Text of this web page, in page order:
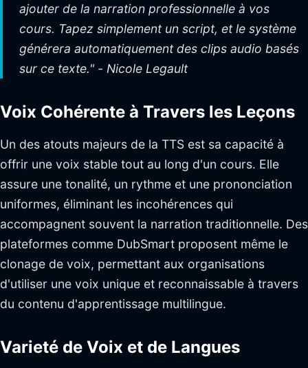
ajouter de la narration professionnelle à vos
cours. Tapez simplement un script, et le système
générera automatiquement des clips audio basés
sur ce texte." - Nicole Legault
Voix Cohérente à Travers les Leçons
Un des atouts majeurs de la TTS est sa capacité à
offrir une voix stable tout au long d'un cours. Elle
assure une tonalité, un rythme et une prononciation
uniformes, éliminant les incohérences qui
accompagnent souvent la narration traditionnelle. Des
plateformes comme DubSmart proposent même le
clonage de voix, permettant aux organisations
d'utiliser une voix unique et reconnaissable à travers
du contenu d'apprentissage multilingue.
Varieté de Voix et de Langues